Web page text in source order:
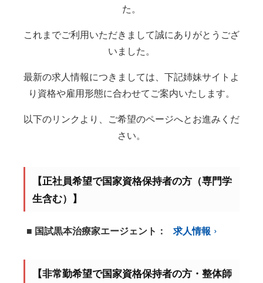
た。
これまでご利用いただきまして誠にありがとうござ
いました。
最新の求人情報につきましては、下記姉妹サイトよ
り資格や雇用形態に合わせてご案内いたします。
以下のリンクより、ご希望のページへとお進みくだ
さい。
【正社員希望で国家資格保持者の方（専門学
生含む）】
■ 国試黒本治療家エージェント： 求人情報
【非常勤希望で国家資格保持者の方・整体師